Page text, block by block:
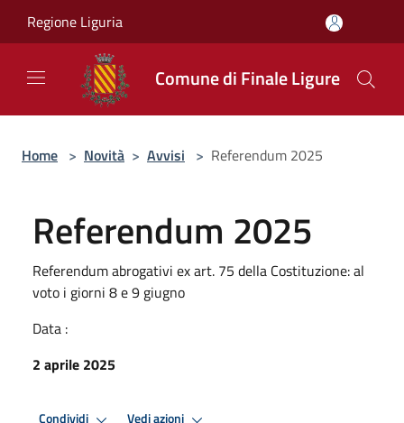
Regione Liguria
Comune di Finale Ligure
Home > Novità > Avvisi > Referendum 2025
Referendum 2025
Referendum abrogativi ex art. 75 della Costituzione: al
voto i giorni 8 e 9 giugno
Data :
2 aprile 2025
Condividi Vedi azioni